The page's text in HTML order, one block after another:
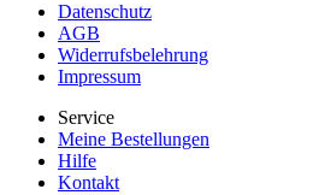
Datenschutz
AGB
Widerrufsbelehrung
Impressum
Service
Meine Bestellungen
Hilfe
Kontakt